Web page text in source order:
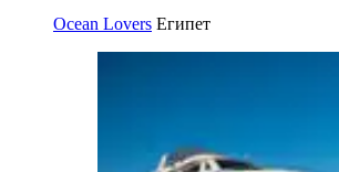
Ocean Lovers Египет